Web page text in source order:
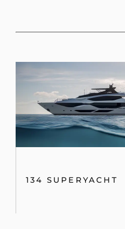
134 SUPERYACHT